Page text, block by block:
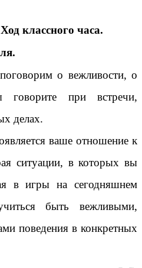
часа.
о вежливости, о
при встречи,
делах.
ваше отношение к
ситуации, в которых вы
в игры на сегодняшнем
быть вежливыми,
поведения в конкретных